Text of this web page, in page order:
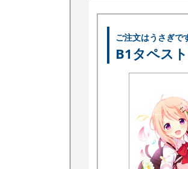
ご注文はうさぎで
B1タペス